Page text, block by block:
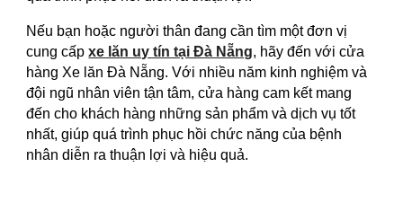
Nếu bạn hoặc người thân đang cần tìm một đơn vị
cung cấpxe lăn uy tín tại Đà Nẵng, hãy đến với cửa
hàng Xe lăn Đà Nẵng. Với nhiều năm kinh nghiệm và
đội ngũ nhân viên tận tâm, cửa hàng cam kết mang
đến cho khách hàng những sản phẩm và dịch vụ tốt
nhất, giúp quá trình phục hồi chức năng của bệnh
nhân diễn ra thuận lợi và hiệu quả.